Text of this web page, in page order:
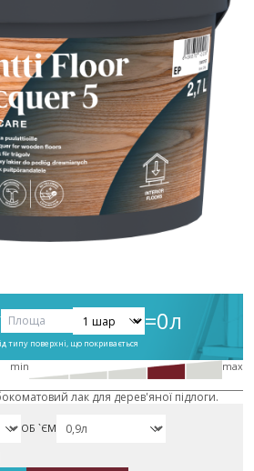
=0л
типу поверхні, що покривається
min max
лак для дерев'яної підлоги.
ОБ `ЄМ